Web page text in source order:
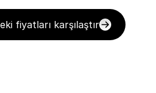
fiyatları karşılaştır